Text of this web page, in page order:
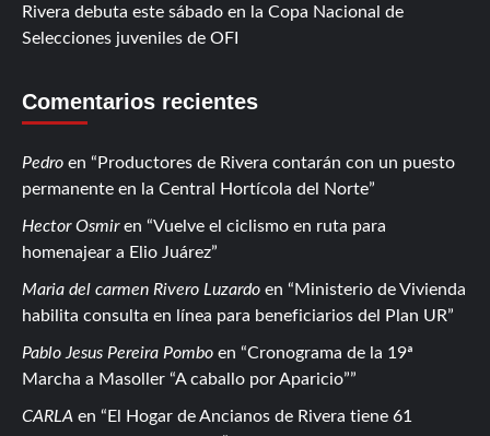
Rivera debuta este sábado en la Copa Nacional de
Selecciones juveniles de OFI
Comentarios recientes
Pedro en
Productores de Rivera contarán con un puesto
permanente en la Central Hortícola del Norte
Hector Osmiren
Vuelve el ciclismo en ruta para
homenajear a Elio Juárez
Maria del carmen Rivero Luzardo en
Ministerio de Vivienda
habilita consulta en línea para beneficiarios del Plan UR
Pablo Jesus Pereira Pombo en
Cronograma de la 19ª
Marcha a Masoller “A caballo por Aparicio”
CARLA en
El Hogar de Ancianos de Rivera tiene 61